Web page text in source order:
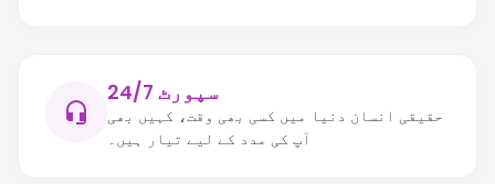
24/7 سپورٹ
حقیقی انسان دنیا میں کسی بھی وقت، کہیں بھی
آپ کی مدد کے لیے تیار ہیں۔